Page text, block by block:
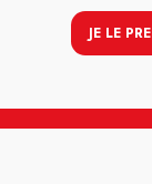
JE LE